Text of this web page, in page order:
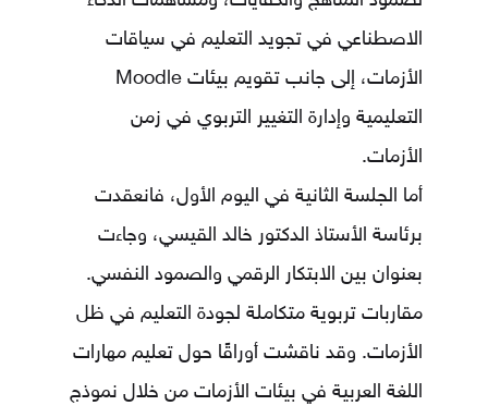
الاصطناعي في تجويد التعليم في سياقات
الأزمات، إلى جانب تقويم بيئات Moodle
التعليمية وإدارة التغيير التربوي في زمن
الأزمات.
أما الجلسة الثانية في اليوم الأول، فانعقدت
برئاسة الأستاذ الدكتور خالد القيسي، وجاءت
بعنوان بين الابتكار الرقمي والصمود النفسي.
مقاربات تربوية متكاملة لجودة التعليم في ظل
الأزمات. وقد ناقشت أوراقًا حول تعليم مهارات
اللغة العربية في بيئات الأزمات من خلال نموذج